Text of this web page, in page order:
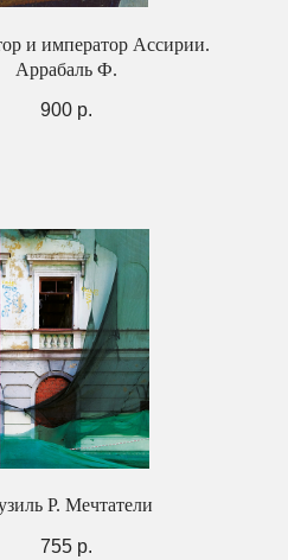
и император Ассирии.
Аррабаль Ф.
900 р.
Р. Мечтатели
755 р.